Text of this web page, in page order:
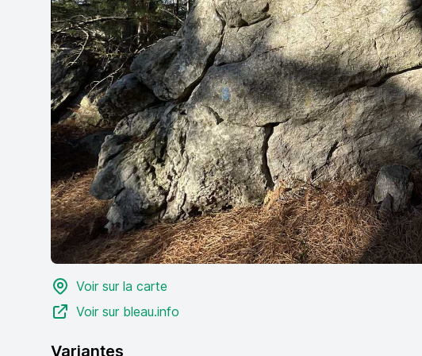
Voir sur la carte
Voir sur bleau.info
Variantes